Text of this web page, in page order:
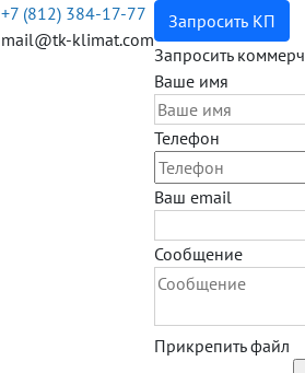
+7 (812) 384-17-77
mail@tk-klimat.com
Запросить КП
Запросить
Ваше имя
Телефон
Ваш email
Сообщение
Прикрепить файл